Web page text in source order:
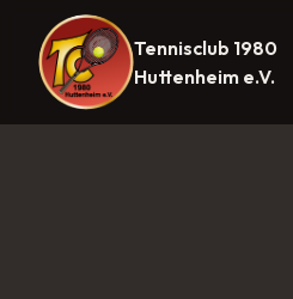
Tennisclub 1980
Huttenheim e.V.
Startseite NewsMannschaften